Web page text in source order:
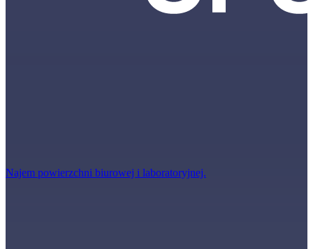
Najem powierzchni biurowej i laboratoryjnej.